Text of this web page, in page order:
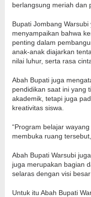
berlangsung meriah dan
Bupati Jombang
menyampaikan bahwa
penting dalam
anak-anak diajarkan
nilai luhur, serta rasa
Abah Bupati juga
pendidikan saat ini yang
akademik, tetapi juga
kreativitas siswa.
“Program belajar
membuka ruang
Abah Bupati Warsubi
juga merupakan bagian
selaras dengan visi
Untuk itu Abah Bupati